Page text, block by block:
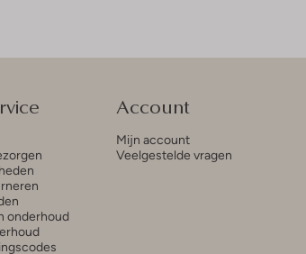
onderhoud
Account
Mijn account
Veelgestelde vragen